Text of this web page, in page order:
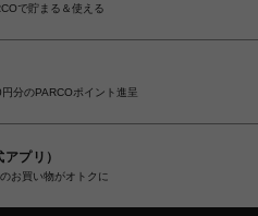
で貯まる＆使える
分のPARCOポイント進呈
プリ）
お買い物がオトクに